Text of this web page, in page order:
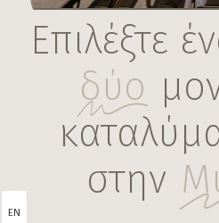
Επιλέξτε
δύο
στην
Navigate
EN